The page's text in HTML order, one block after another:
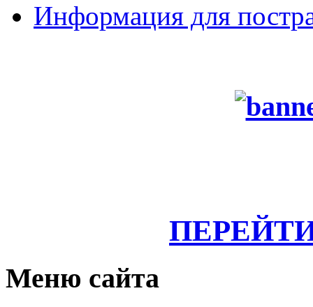
Информация для
Меню сайта